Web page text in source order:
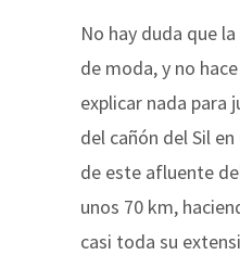
No hay duda que
de moda, y no
explicar nada para
del cañón del Sil
de este afluente
unos 70 km,
casi toda su